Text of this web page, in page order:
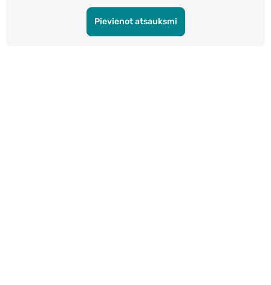
Pievienot atsauksmi